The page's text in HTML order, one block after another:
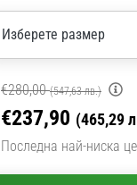
Изберете размер
€280,00 (547,63 лв.)
€237,90 (465,29
Последна най-ниска